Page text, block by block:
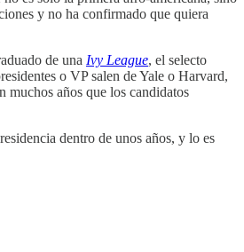
y no ha confirmado que quiera
de una Ivy League, el selecto
o VP salen de Yale o Harvard,
muchos años que los candidatos
dentro de unos años, y lo es